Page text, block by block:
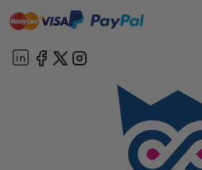
mastervisa paypal